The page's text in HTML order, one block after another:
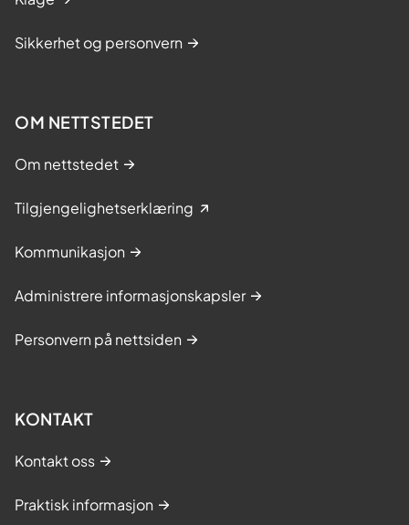
Sikkerhet og personvern
OM NETTSTEDET
Om nettstedet
Tilgjengelighetserklæring
Kommunikasjon
Administrere informasjonskapsler
Personvern på nettsiden
KONTAKT
Kontakt oss
Praktisk informasjon